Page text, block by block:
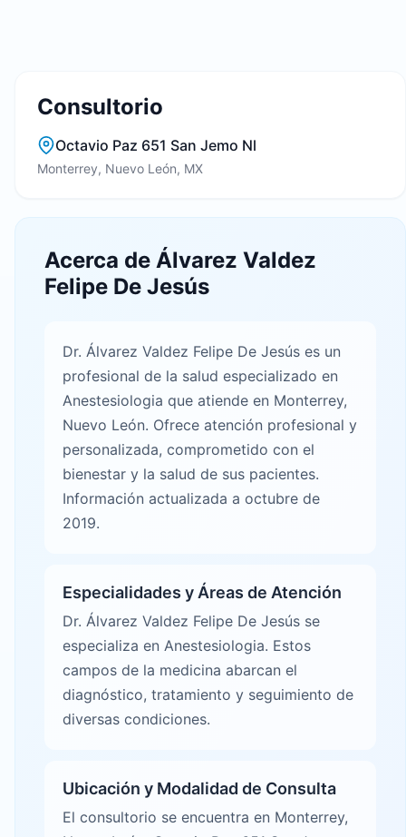
Consultorio
Octavio Paz 651 San Jemo Nl
Monterrey, Nuevo León, MX
Acerca de Álvarez Valdez
Felipe De Jesús
Dr. Álvarez Valdez Felipe De Jesús es un
profesional de la salud especializado en
Anestesiologia que atiende en Monterrey,
Nuevo León. Ofrece atención profesional y
personalizada, comprometido con el
bienestar y la salud de sus pacientes.
Información actualizada a octubre de
2019.
Especialidades y Áreas de Atención
Dr. Álvarez Valdez Felipe De Jesús se
especializa en Anestesiologia. Estos
campos de la medicina abarcan el
diagnóstico, tratamiento y seguimiento de
diversas condiciones.
Ubicación y Modalidad de Consulta
El consultorio se encuentra en Monterrey,